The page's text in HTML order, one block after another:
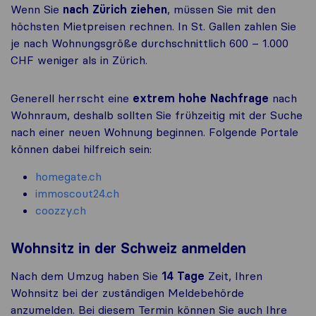
Wenn Sie nach Zürich ziehen, müssen Sie mit den
höchsten Mietpreisen rechnen. In St. Gallen zahlen Sie
je nach Wohnungsgröße durchschnittlich 600 – 1.000
CHF weniger als in Zürich.
Generell herrscht eine extrem hohe Nachfrage nach
Wohnraum, deshalb sollten Sie frühzeitig mit der Suche
nach einer neuen Wohnung beginnen. Folgende Portale
können dabei hilfreich sein:
homegate.ch
immoscout24.ch
coozzy.ch
Wohnsitz in der Schweiz anmelden
Nach dem Umzug haben Sie 14 Tage Zeit, Ihren
Wohnsitz bei der zuständigen Meldebehörde
anzumelden. Bei diesem Termin können Sie auch Ihre